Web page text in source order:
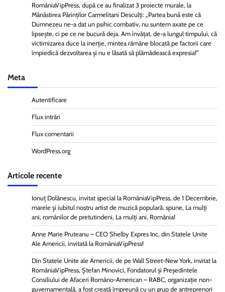
RomâniaVipPress, după ce au finalizat 3 proiecte murale, la
Mănăstirea Părinților Carmelitani Desculți: „Partea bună este că
Dumnezeu ne-a dat un psihic combativ, nu suntem axate pe ce
lipsește, ci pe ce ne bucură deja. Am învățat, de-a lungul timpului, că
victimizarea duce la inerție, mintea rămâne blocată pe factorii care
împiedică dezvoltarea și nu e lăsată să plămădească expresia!”
Meta
Autentificare
Flux intrări
Flux comentarii
WordPress.org
Articole recente
Ionuț Dolănescu, invitat special la RomâniaVipPress, de 1 Decembrie,
marele și iubitul nostru artist de muzică populară, spune, La mulți
ani, românilor de pretutindeni, La mulți ani, România!
Anne Marie Pruteanu – CEO Shelby Expres Inc, din Statele Unite
Ale Americii, invitată la RomâniaVipPress!
Din Statele Unite ale Americii, de pe Wall Street-New York, invitat la
RomâniaVipPress, Ștefan Minovici, Fondatorul și Președintele
Consiliului de Afaceri Româno-American – RABC, organizație non-
guvernamentală, a fost creată împreună cu un grup de antreprenori